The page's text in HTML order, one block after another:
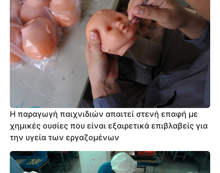
Η παραγωγή παιχνιδιών απαιτεί στενή επαφή με
χημικές ουσίες που είναι εξαιρετικά επιβλαβείς για
την υγεία των εργαζομένων